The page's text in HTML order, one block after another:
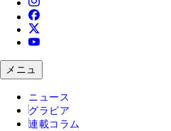
メニュ
ニュース
グラビア
連載コラム